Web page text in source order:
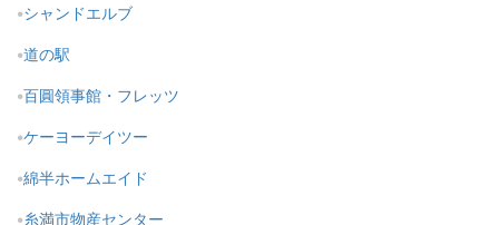
シャンドエルブ
道の駅
百圓領事館・フレッツ
ケーヨーデイツー
綿半ホームエイド
糸満市物産センター